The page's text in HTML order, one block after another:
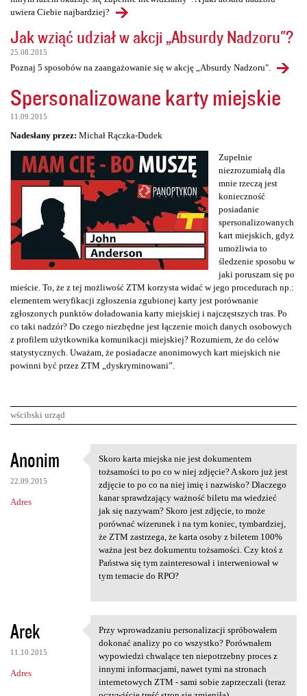
uwiera Ciebie najbardziej?
Jak wziąć udział w akcji „Absurdy Nadzoru"?
25.08.2015
Poznaj 5 sposobów na zaangażowanie się w akcję „Absurdy Nadzoru".
Spersonalizowane karty miejskie
11.09.2015
Nadesłany przez: Michał Rączka-Dudek
Zupełnie
niezrozumiałą dla
mnie rzeczą jest
konieczność
posiadanie
spersonalizowanych
kart miejskich, gdyż
umożliwia to
śledzenie sposobu w
jaki poruszam się po
mieście. To, że z tej możliwość ZTM korzysta widać w jego procedurach np.:
elementem weryfikacji zgłoszenia zgubionej karty jest porównanie
zgłoszonych punktów doładowania karty miejskiej i najczęstszych tras. Po
co taki nadzór? Do czego niezbędne jest łączenie moich danych osobowych
z profilem użytkownika komunikacji miejskiej? Rozumiem, że do celów
statystycznych. Uważam, że posiadacze anonimowych kart miejskich nie
powinni być przez ZTM „dyskryminowani”.
wścibski urząd
K
o
m
e
e
Anonim
22.09.2015
Adres
Skoro karta miejska nie jest
Skoro karta miejska nie jest dokumentem
tożsamości to po co w niej zdjęcie? A skoro już jest
zdjęcie to po co na niej imię i nazwisko? Dlaczego
kanar sprawdzający ważność biletu ma wiedzieć
jak się nazywam? Skoro jest zdjęcie, to może
porównać wizerunek i na tym koniec, tymbardziej,
że ZTM zastrzega, że karta osoby z biletem 100%
ważna jest bez dokumentu tożsamości. Czy ktoś z
Państwa się tym zainteresował i interweniował w
tym temacie do RPO?
Arek
11.10.2015
Adres
Przy wprowadzaniu
Przy wprowadzaniu personalizacji spróbowałem
dokonać analizy po co wszystko? Porównałem
wypowiedzi chwalące ten niepotrzebny proces z
innymi informacjami, nawet tymi na stronach
internetowych ZTM - sami sobie zaprzeczali (teraz